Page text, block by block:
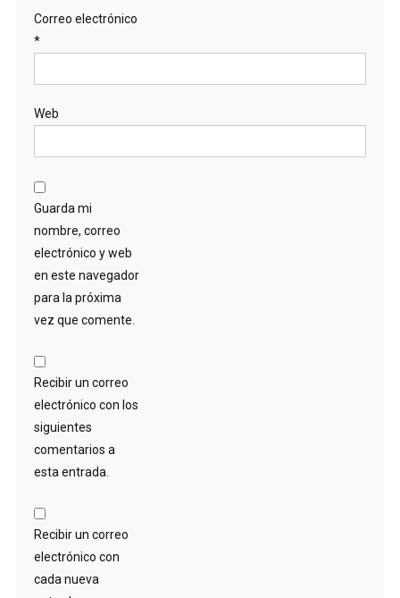
Correo electrónico
*
Web
Guarda mi
nombre, correo
electrónico y web
en este navegador
para la próxima
vez que comente.
Recibir un correo
electrónico con los
siguientes
comentarios a
esta entrada.
Recibir un correo
electrónico con
cada nueva